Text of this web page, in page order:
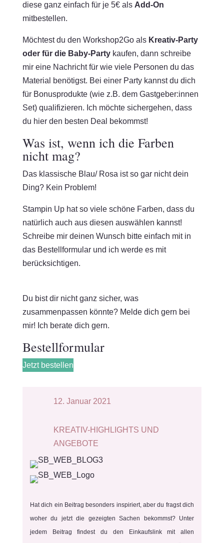
diese ganz einfach für je 5€ als Add-On
mitbestellen.
Möchtest du den Workshop2Go als Kreativ-Party
oder für die Baby-Partykaufen, dann schreibe
mir eine Nachricht für wie viele Personen du das
Material benötigst. Bei einer Party kannst du dich
für Bonusprodukte (wie z.B. dem Gastgeber:innen
Set) qualifizieren. Ich möchte sichergehen, dass
du hier den besten Deal bekommst!
Was ist, wenn ich die Farben
nicht mag?
Das klassische Blau/ Rosa ist so gar nicht dein
Ding? Kein Problem!
Stampin Up hat so viele schöne Farben, dass du
natürlich auch aus diesen auswählen kannst!
Schreibe mir deinen Wunsch bitte einfach mit in
das Bestellformular und ich werde es mit
berücksichtigen.
Du bist dir nicht ganz sicher, was
zusammenpassen könnte? Melde dich gern bei
mir! Ich berate dich gern.
Bestellformular
Jetzt bestellen
12. Januar 2021
KREATIV-HIGHLIGHTS UND
ANGEBOTE
Hat dich ein Beitrag besonders inspiriert, aber du fragst dich
woher du jetzt die gezeigten Sachen bekommst? Unter
jedem Beitrag findest du den Einkaufslink mit allen